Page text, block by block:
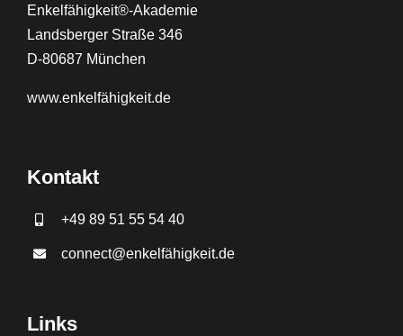
Enkelfähigkeit®-Akademie
Landsberger Straße 346
D-80687 München
www.enkelfähigkeit.de
Kontakt
+49 89 51 55 54 40
connect@enkelfähigkeit.de
Links